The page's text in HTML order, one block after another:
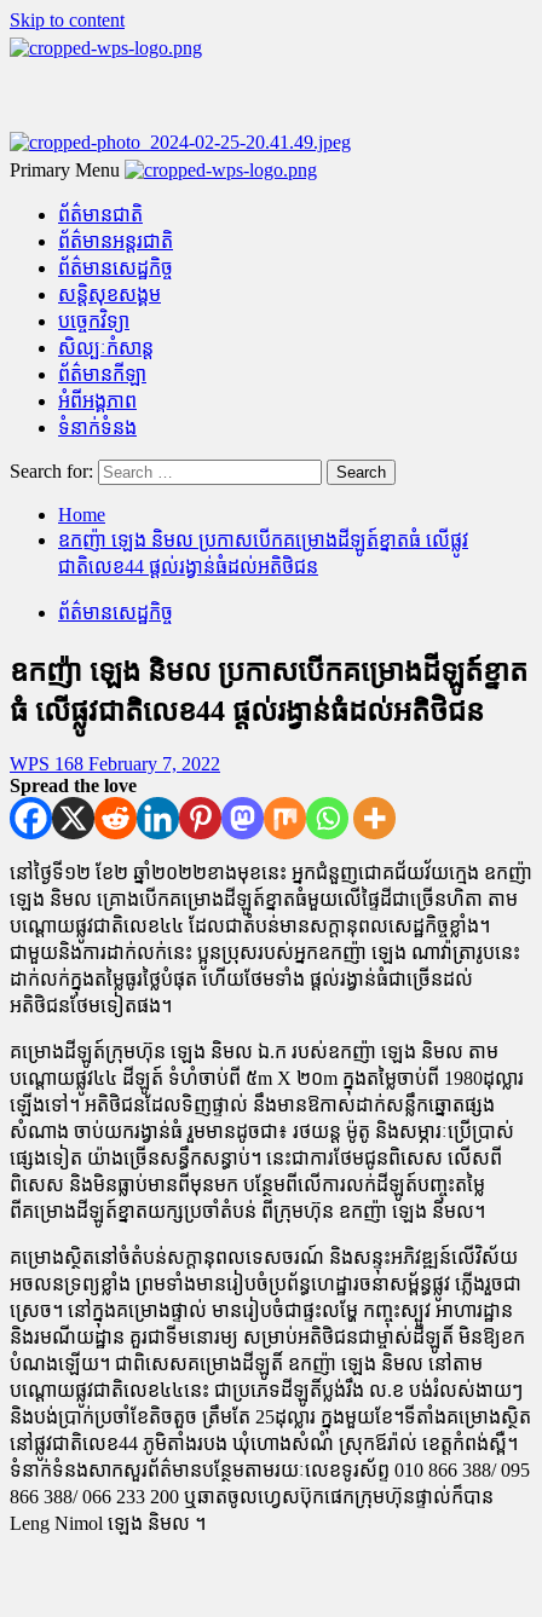
Skip to content
Primary Menu
ព័ត៌មានជាតិ
ព័ត៌មានអន្តរជាតិ
ព័ត៌មានសេដ្ឋកិច្ច
សន្តិសុខសង្គម
បច្ចេកវិទ្យា
សិល្បៈកំសាន្ត
ព័ត៌មានកីឡា
អំពីអង្គភាព
ទំនាក់ទំនង
Search for:
Home
ឧកញ៉ា ឡេង និមល ប្រកាសបើកគម្រោងដីឡូត៍ខ្នាតធំ លើផ្លូវ
ជាតិលេខ44 ផ្ដល់រង្វាន់ធំដល់អតិថិជន
ព័ត៌មានសេដ្ឋកិច្ច
ឧកញ៉ា ឡេង និមល ប្រកាសបើកគម្រោងដីឡូត៍ខ្នាត
ធំ លើផ្លូវជាតិលេខ44 ផ្ដល់រង្វាន់ធំដល់អតិថិជន
WPS 168 February 7, 2022
Spread the love
នៅថ្ងៃទី១២ ខែ២ ឆ្នាំ២០២២ខាងមុខនេះ អ្នកជំនួញជោគជ័យវ័យក្មេង ឧកញ៉ា
ឡេង និមល គ្រោងបើកគម្រោងដីឡូត៍ខ្នាតធំមួយលើផ្ទៃដីជាច្រើនហិតា តាម
បណ្ដោយផ្លូវជាតិលេខ៤៤ ដែលជាតំបន់មានសក្ដានុពលសេដ្ឋកិច្ចខ្លាំង។
ជាមួយនិងការដាក់លក់នេះ ប្អូនប្រុសរបស់អ្នកឧកញ៉ា ឡេង ណាវ៉ាត្រារូបនេះ
ដាក់លក់ក្នុងតម្លៃធូរថ្លៃបំផុត ហើយថែមទាំង ផ្ដល់រង្វាន់ធំជាច្រើនដល់
អតិថិជនថែមទៀតផង។
គម្រោងដីឡូត៍ក្រុមហ៊ុន ឡេង និមល ឯ.ក របស់ឧកញ៉ា ឡេង និមល តាម
បណ្ដោយផ្លូវ៤៤ ដីឡូត៍ ទំហំចាប់ពី ៥m X ២០m ក្នុងតម្លៃចាប់ពី 1980ដុល្លារ
ឡើងទៅ។ អតិថិជនដែលទិញផ្ទាល់ នឹងមានឱកាសដាក់សន្លឹកឆ្នោតផ្សង
សំណាង ចាប់យករង្វាន់ធំ រួមមានដូចជា៖ រថយន្ត ម៉ូតូ និងសម្ភារៈប្រើប្រាស់
ផ្សេងទៀត យ៉ាងច្រើនសន្ធឹកសន្ធាប់។ នេះជាការថែមជូនពិសេស លើសពី
ពិសេស និងមិនធ្លាប់មានពីមុនមក បន្ថែមពីលើការលក់ដីឡូត៍បញ្ចុះតម្លៃ
ពីគម្រោងដីឡូត៍ខ្នាតយក្សប្រចាំតំបន់ ពីក្រុមហ៊ុន ឧកញ៉ា ឡេង និមល។
គម្រោងស្ថិតនៅចំតំបន់សក្ដានុពលទេសចរណ៍ និងសន្ទុះអភិវឌ្ឍន៍លើវិស័យ
អចលនទ្រព្យខ្លាំង ព្រមទាំងមានរៀបចំប្រព័ន្ធហេដ្ឋារចនាសម្ព័ន្ធផ្លូវ ភ្លើងរួចជា
ស្រេច។ នៅក្នុងគម្រោងផ្ទាល់ មានរៀបចំជាផ្ទះលម្ហែ កញ្ចុះស្បូវ អាហារដ្ឋាន
និងរមណីយដ្ឋាន គួរជាទីមនោរម្យ សម្រាប់អតិថិជនជាម្ចាស់ដីឡូតិ៍ មិនឱ្យខក
បំណងឡើយ។ ជាពិសេសគម្រោងដីឡូតិ៍ ឧកញ៉ា ឡេង និមល នៅតាម
បណ្ដោយផ្លូវជាតិលេខ៤៤នេះ ជាប្រភេទដីឡូតិ៍ប្លង់រឹង ល.ខ បង់រំលស់ងាយៗ
និងបង់ប្រាក់ប្រចាំខែតិចតួច ត្រឹមតែ 25ដុល្លារ ក្នុងមួយខែ។ទីតាំងគម្រោងស្ថិត
នៅផ្លូវជាតិលេខ44 ភូមិតាំងរបង ឃុំហោងសំណំ ស្រុកឪរ៉ាល់ ខេត្តកំពង់ស្ពឺ។
ទំនាក់ទំនងសាកសួរព័ត៌មានបន្ថែមតាមរយៈលេខទូរស័ព្ទ 010 866 388/ 095
866 388/ 066 233 200 ឬឆាតចូលហ្វេសប៊ុកផេកក្រុមហ៊ុនផ្ទាល់ក៏បាន
Leng Nimol ឡេង និមល ។